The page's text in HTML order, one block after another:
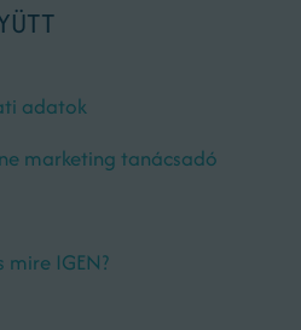
adatok
marketing tanácsadó
IGEN?